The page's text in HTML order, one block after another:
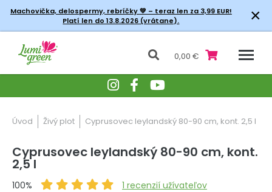
Machovička, delospermy, rebríčky💚 – teraz len za 3,99 EUR!
Platí len do 13.8.2026 (vrátane).
×
0,00 €
Úvod Živý plot Cyprusovec leylandský 80-90 cm, kont. 2,5 l
Cyprusovec leylandský 80-90 cm, kont.
2,5 l
100% 1 recenzií užívateľov